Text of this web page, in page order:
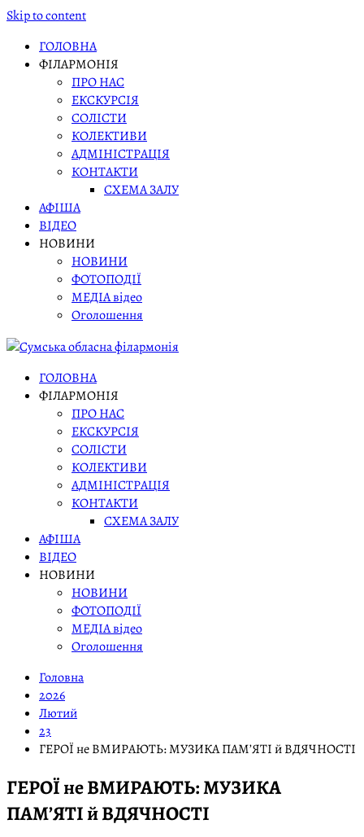
Skip to content
ГОЛОВНА
ФІЛАРМОНІЯ
ПРО НАС
ЕКСКУРСІЯ
СОЛІСТИ
КОЛЕКТИВИ
АДМІНІСТРАЦІЯ
КОНТАКТИ
СХЕМА ЗАЛУ
АФІША
ВІДЕО
НОВИНИ
НОВИНИ
ФОТОПОДІЇ
МЕДІА відео
Оголошення
ГОЛОВНА
ФІЛАРМОНІЯ
ПРО НАС
ЕКСКУРСІЯ
СОЛІСТИ
КОЛЕКТИВИ
АДМІНІСТРАЦІЯ
КОНТАКТИ
СХЕМА ЗАЛУ
АФІША
ВІДЕО
НОВИНИ
НОВИНИ
ФОТОПОДІЇ
МЕДІА відео
Оголошення
Головна
2026
Лютий
23
ГЕРОЇ не ВМИРАЮТЬ: МУЗИКА ПАМ’ЯТІ й ВДЯЧНОСТІ
ГЕРОЇ не ВМИРАЮТЬ: МУЗИКА
ПАМ’ЯТІ й ВДЯЧНОСТІ